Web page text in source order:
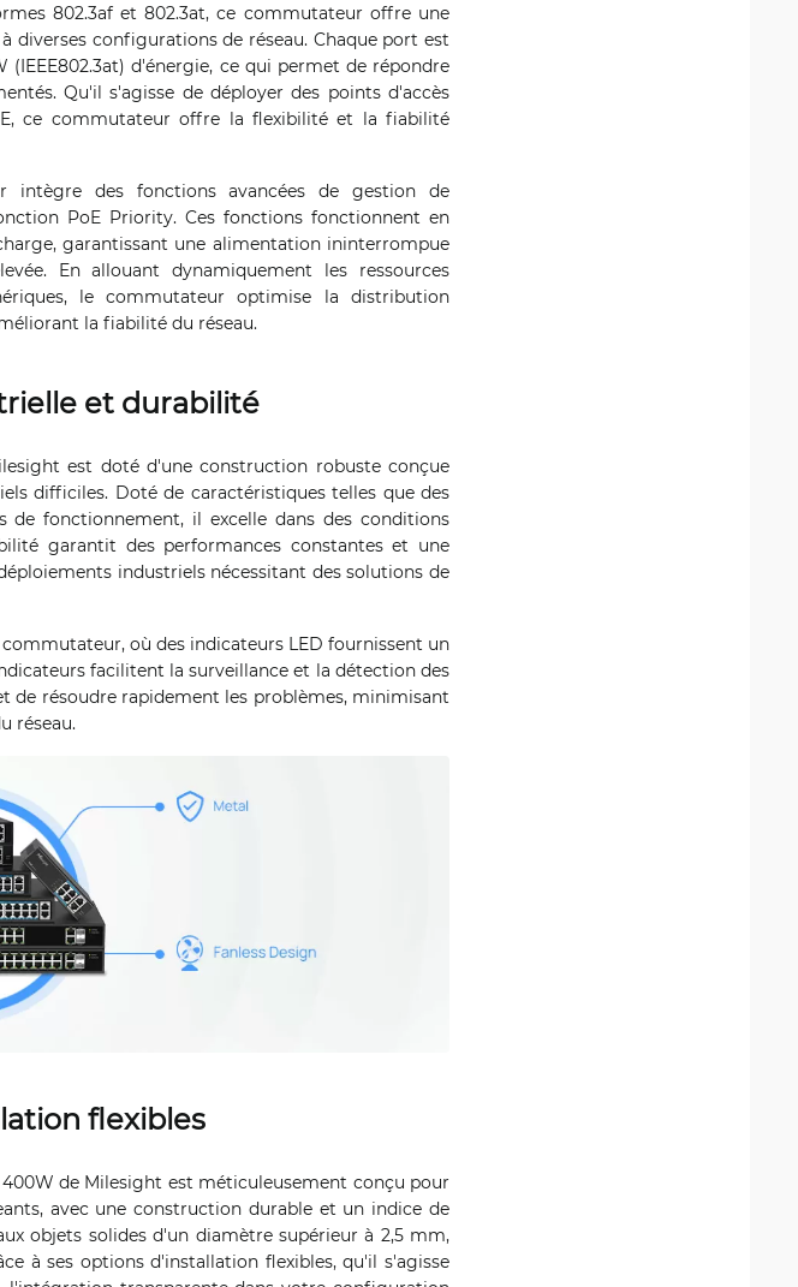
802.3af et 802.3at, ce commutateur offre une
diverses configurations de réseau. Chaque port est
(IEEE802.3at) d'énergie, ce qui permet de répondre
Qu'il s'agisse de déployer des points d'accès
ce commutateur offre la flexibilité et la fiabilité
intègre des fonctions avancées de gestion de
PoE Priority. Ces fonctions fonctionnent en
garantissant une alimentation ininterrompue
En allouant dynamiquement les ressources
le commutateur optimise la distribution
la fiabilité du réseau.
et durabilité
est doté d'une construction robuste conçue
difficiles. Doté de caractéristiques telles que des
fonctionnement, il excelle dans des conditions
garantit des performances constantes et une
industriels nécessitant des solutions de
où des indicateurs LED fournissent un
facilitent la surveillance et la détection des
de résoudre rapidement les problèmes, minimisant
réseau.
flexibles
de Milesight est méticuleusement conçu pour
avec une construction durable et un indice de
objets solides d'un diamètre supérieur à 2,5 mm,
à ses options d'installation flexibles, qu'il s'agisse